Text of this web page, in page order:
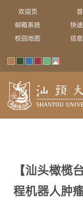
欢迎页
邮箱系统
快
校园地图
信
【汕头橄榄
程机器人肿